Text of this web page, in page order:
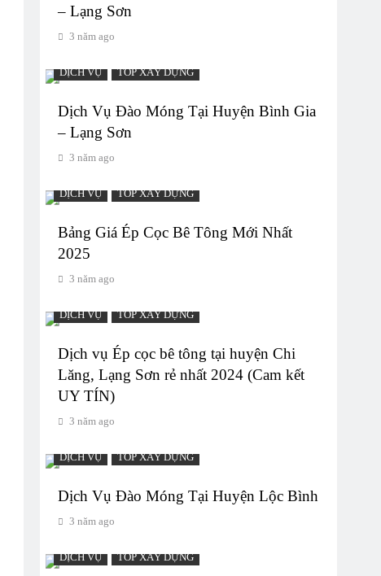
– Lạng Sơn
3 năm ago
DỊCH VỤ TOP XÂY DỰNG
Dịch Vụ Đào Móng Tại Huyện Bình Gia
– Lạng Sơn
3 năm ago
DỊCH VỤ TOP XÂY DỰNG
Bảng Giá Ép Cọc Bê Tông Mới Nhất
2025
3 năm ago
DỊCH VỤ TOP XÂY DỰNG
Dịch vụ Ép cọc bê tông tại huyện Chi
Lăng, Lạng Sơn rẻ nhất 2024 (Cam kết
UY TÍN)
3 năm ago
DỊCH VỤ TOP XÂY DỰNG
Dịch Vụ Đào Móng Tại Huyện Lộc Bình
3 năm ago
DỊCH VỤ TOP XÂY DỰNG